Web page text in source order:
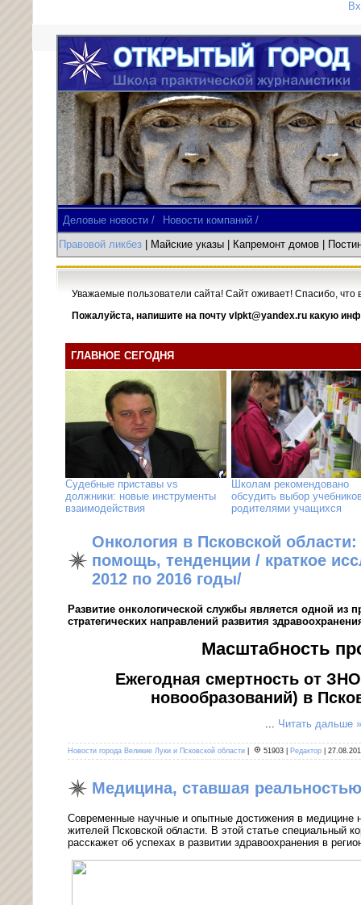
Деловые новости /
Новости компаний /
Правовой ликбез
| Майские указы Капремонт домов |
Уважаемые пользователи сайта! Сайт оживает! Спасибо,
Пожалуйста, напишите на почту vlpkt@yandex.ru какую
ГЛАВНОЕ СЕГОДНЯ
Судебные приставы vs
должники: новые инструменты
взаимодействия
Школам рекомендовано
обсудить выбор
родителями учащихся
Онкология в Псковской
помощь, тенденции / краткое
2012 по 2016 годы/
Развитие онкологической службы является одной из
стратегических направлений развития
Масштабность
Ежегодная смертность от
новообразований) в
... Читать дальше »
Новости города Великие Луки и Псковской области 51903 Редактор
Медицина, ставшая
Современные научные и опытные достижения в медицине
жителей Псковской области. В этой статье специальный
расскажет об успехах в развитии здравоохранения в